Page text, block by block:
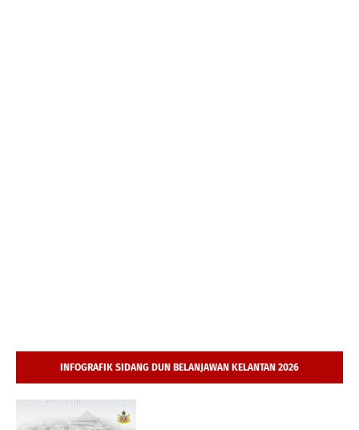
INFOGRAFIK SIDANG DUN BELANJAWAN KELANTAN 2026